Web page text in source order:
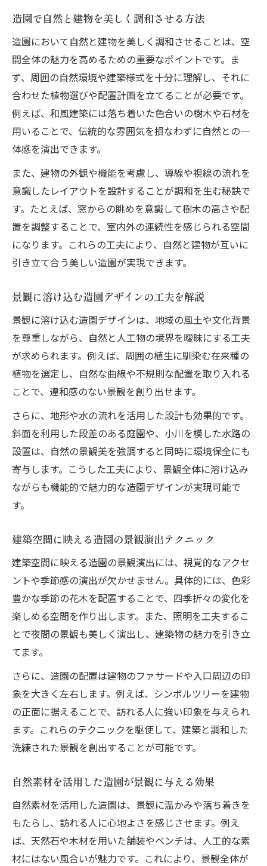
造園で自然と建物を美しく調和させる方法
造園において自然と建物を美しく調和させることは、空
間全体の魅力を高めるための重要なポイントです。ま
ず、周囲の自然環境や建築様式を十分に理解し、それに
合わせた植物選びや配置計画を立てることが必要です。
例えば、和風建築には落ち着いた色合いの樹木や石材を
用いることで、伝統的な雰囲気を損なわずに自然との一
体感を演出できます。
また、建物の外観や機能を考慮し、導線や視線の流れを
意識したレイアウトを設計することが調和を生む秘訣で
す。たとえば、窓からの眺めを意識して樹木の高さや配
置を調整することで、室内外の連続性を感じられる空間
になります。これらの工夫により、自然と建物が互いに
引き立て合う美しい造園が実現できます。
景観に溶け込む造園デザインの工夫を解説
景観に溶け込む造園デザインは、地域の風土や文化背景
を尊重しながら、自然と人工物の境界を曖昧にする工夫
が求められます。例えば、周囲の植生に馴染む在来種の
植物を選定し、自然な曲線や不規則な配置を取り入れる
ことで、違和感のない景観を創り出せます。
さらに、地形や水の流れを活用した設計も効果的です。
斜面を利用した段差のある庭園や、小川を模した水路の
設置は、自然の景観美を強調すると同時に環境保全にも
寄与します。こうした工夫により、景観全体に溶け込み
ながらも機能的で魅力的な造園デザインが実現可能で
す。
建築空間に映える造園の景観演出テクニック
建築空間に映える造園の景観演出には、視覚的なアクセ
ントや季節感の演出が欠かせません。具体的には、色彩
豊かな季節の花木を配置することで、四季折々の変化を
楽しめる空間を作り出します。また、照明を工夫するこ
とで夜間の景観も美しく演出し、建築物の魅力を引き立
てます。
さらに、造園の配置は建物のファサードや入口周辺の印
象を大きく左右します。例えば、シンボルツリーを建物
の正面に据えることで、訪れる人に強い印象を与えられ
ます。これらのテクニックを駆使して、建築と調和した
洗練された景観を創出することが可能です。
自然素材を活用した造園が景観に与える効果
自然素材を活用した造園は、景観に温かみや落ち着きを
もたらし、訪れる人に心地よさを感じさせます。例え
ば、天然石や木材を用いた舗装やベンチは、人工的な素
材にはない風合いが魅力です。これにより、景観全体が